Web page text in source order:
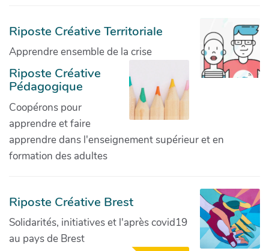
Riposte Créative Territoriale
Apprendre ensemble de la crise
Riposte Créative
Pédagogique
Coopérons pour
apprendre et faire
apprendre dans l'enseignement supérieur et en
formation des adultes
Riposte Créative Brest
Solidarités, initiatives et l'après covid19
au pays de Brest